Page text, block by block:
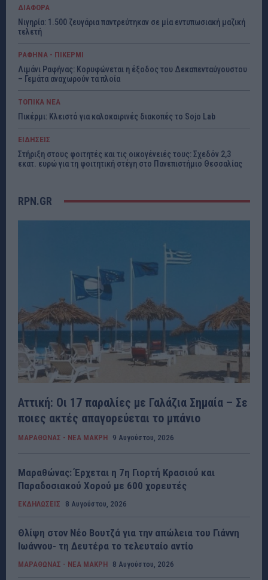
ΔΙΑΦΟΡΑ
Νιγηρία: 1.500 ζευγάρια παντρεύτηκαν σε μία εντυπωσιακή μαζική
τελετή
ΡΑΦΗΝΑ - ΠΙΚΕΡΜΙ
Λιμάνι Ραφήνας: Κορυφώνεται η έξοδος του Δεκαπενταύγουστου
– Γεμάτα αναχωρούν τα πλοία
ΤΟΠΙΚΑ ΝΕΑ
Πικέρμι: Κλειστό για καλοκαιρινές διακοπές το Sojo Lab
ΕΙΔΗΣΕΙΣ
Στήριξη στους φοιτητές και τις οικογένειές τους: Σχεδόν 2,3
εκατ. ευρώ για τη φοιτητική στέγη στο Πανεπιστήμιο Θεσσαλίας
RPN.GR
Αττική: Οι 17 παραλίες με Γαλάζια Σημαία – Σε
ποιες ακτές απαγορεύεται το μπάνιο
ΜΑΡΑΘΩΝΑΣ - ΝΕΑ ΜΑΚΡΗ 9 Αυγούστου, 2026
Μαραθώνας: Έρχεται η 7η Γιορτή Κρασιού και
Παραδοσιακού Χορού με 600 χορευτές
ΕΚΔΗΛΩΣΕΙΣ 8 Αυγούστου, 2026
Θλίψη στον Νέο Βουτζά για την απώλεια του Γιάννη
Ιωάννου- τη Δευτέρα το τελευταίο αντίο
ΜΑΡΑΘΩΝΑΣ - ΝΕΑ ΜΑΚΡΗ 8 Αυγούστου, 2026